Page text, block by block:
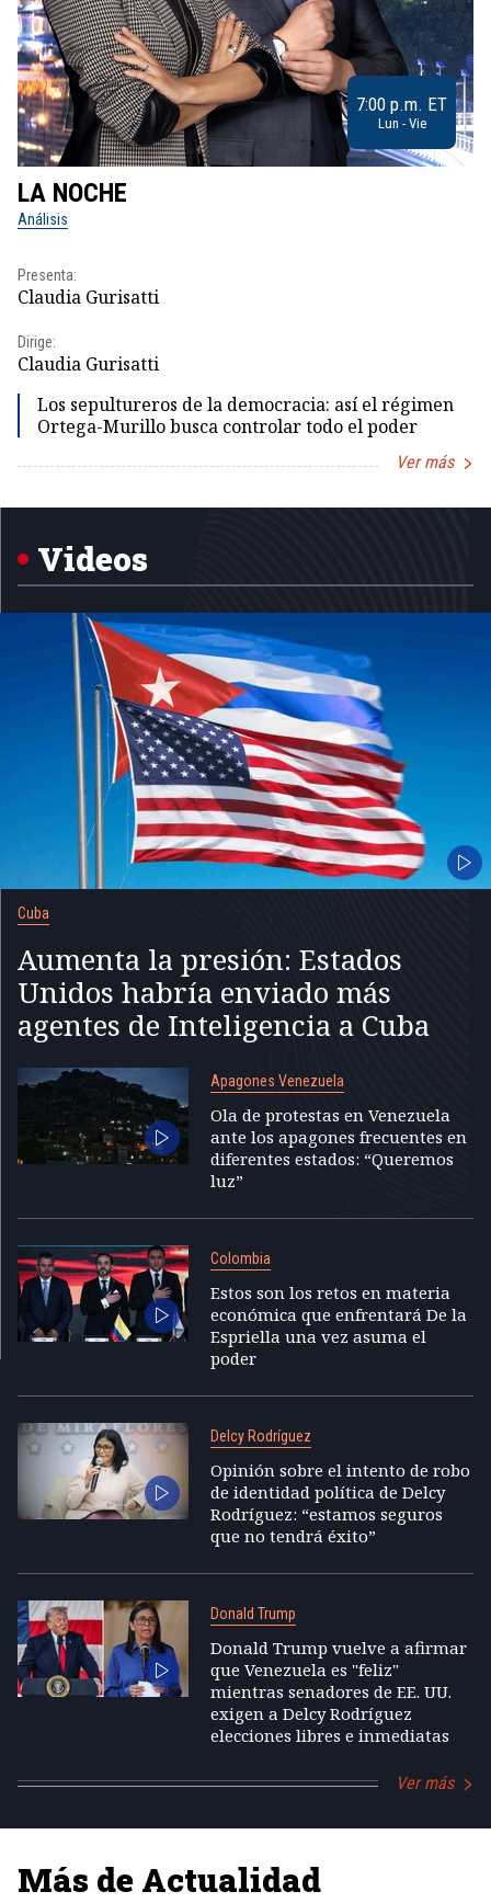
7:00 p.m. ET
Lun - Vie
LA NOCHE
Análisis
Presenta:
Claudia Gurisatti
Dirige:
Claudia Gurisatti
Los sepultureros de la democracia: así el régimen
Ortega-Murillo busca controlar todo el poder
Ver más
1
Videos
Cuba
Aumenta la presión: Estados
Unidos habría enviado más
agentes de Inteligencia a Cuba
Apagones Venezuela
Ola de protestas en Venezuela
ante los apagones frecuentes en
diferentes estados: “Queremos
luz”
Colombia
Estos son los retos en materia
económica que enfrentará De la
Espriella una vez asuma el
poder
Delcy Rodríguez
Opinión sobre el intento de robo
de identidad política de Delcy
Rodríguez: “estamos seguros
que no tendrá éxito”
Donald Trump
Donald Trump vuelve a afirmar
que Venezuela es "feliz"
mientras senadores de EE. UU.
exigen a Delcy Rodríguez
elecciones libres e inmediatas
Ver más
Más de Actualidad